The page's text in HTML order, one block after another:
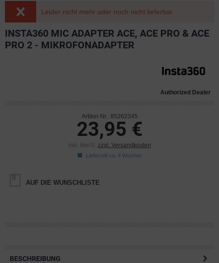
Leider nicht mehr oder noch nicht lieferbar.
INSTA360 MIC ADAPTER ACE, ACE PRO & ACE
PRO 2 - MIKROFONADAPTER
Authorized Dealer
Artikel-Nr.: 85262345
23,95 €
inkl. MwSt. zzgl. Versandkosten
Lieferzeit ca. 4 Wochen
AUF DIE WUNSCHLISTE
BESCHREIBUNG